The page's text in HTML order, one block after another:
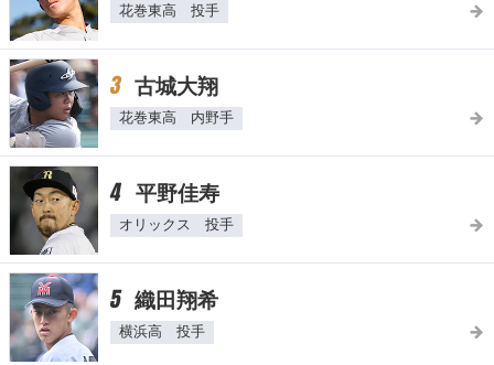
花巻東高 投手
3 古城大翔
花巻東高 内野手
4 平野佳寿
オリックス 投手
5 織田翔希
横浜高 投手